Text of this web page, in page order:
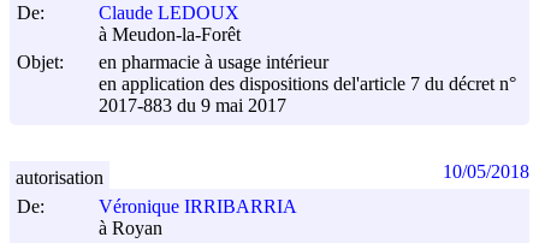
De:
Claude LEDOUX
à Meudon-la-Forêt
Objet:
en pharmacie à usage intérieur
en application des dispositions del'article 7 du décret n°
2017-883 du 9 mai 2017
De:
Véronique IRRIBARRIA
à Royan
autorisation 10/05/2018